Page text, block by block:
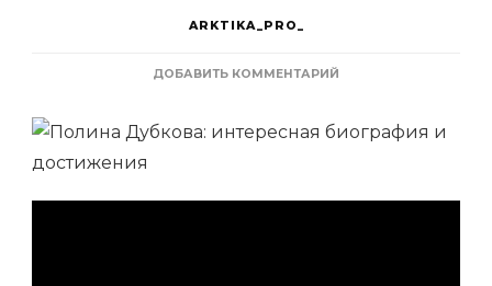
ARKTIKA_PRO_
ДОБАВИТЬ КОММЕНТАРИЙ
ДУБКОВА